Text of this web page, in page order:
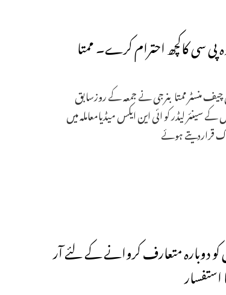
پی سی کاکچھ احترام کرے۔ ممتا
چیف منسٹر ممتا بنرجی نے جمعہ کے روزسابق
کے سینئر لیڈر کو ائی این ایکس میڈیامعاملہ میں
قراردیتے ہوئے
دوبارہ متعارف کروانے کے لئے آر